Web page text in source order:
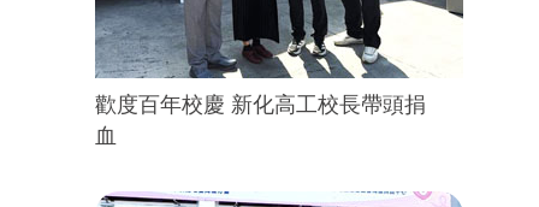
歡度百年校慶 新化高工校長帶頭捐
血